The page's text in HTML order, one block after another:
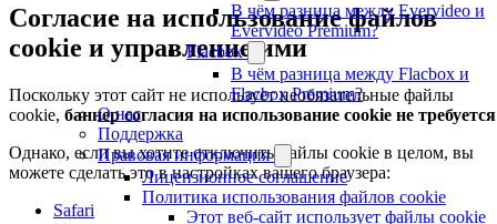
В чём разница между Evervideo и
Evervideo Premium?
Flacbox
В чём разница между Flacbox и
Flacbox Premium?
О нас
Поддержка
Правовая информация
Лицензионное соглашение
Политика использования файлов cookie
Этот веб-сайт использует файлы cookie
Согласие на использование файлов
cookie и управление ими
Поскольку этот сайт не использует необязательные файлы
cookie, баннер согласия на использование cookie не требуется
Однако, если вы хотите отключить файлы cookie в целом, вы
можете сделать это в настройках вашего браузера:
Safari